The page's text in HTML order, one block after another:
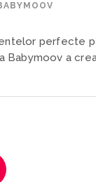
perfecte
a